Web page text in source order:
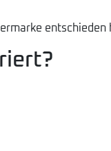
entschieden